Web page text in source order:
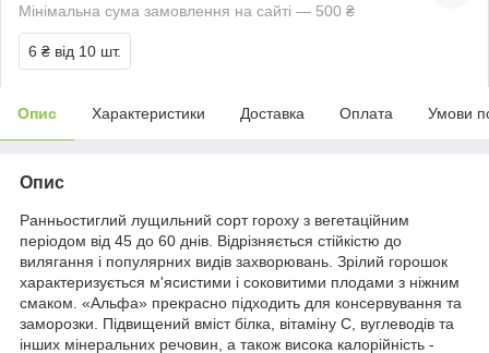
Мінімальна сума замовлення на сайті — 500 ₴
6 ₴ від 10 шт.
Опис Характеристики Доставка Оплата Умови
Опис
Ранньостиглий лущильний сорт гороху з вегетаційним
періодом від 45 до 60 днів. Відрізняється стійкістю до
вилягання і популярних видів захворювань. Зрілий горошок
характеризується м'ясистими і соковитими плодами з ніжним
смаком. «Альфа» прекрасно підходить для консервування та
заморозки. Підвищений вміст білка, вітаміну С, вуглеводів та
інших мінеральних речовин, а також висока калорійність -